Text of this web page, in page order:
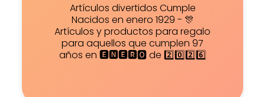
Artículos divertidos Cumple
Nacidos en enero 1929 - 🎊
Artículos y productos para regalo
para aquellos que cumplen 97
años en 🅴🅽🅴🆁🅾 de 2️⃣0️⃣2️⃣6️⃣